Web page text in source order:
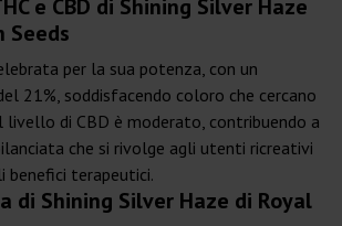
e CBD di Shining Silver Haze
Seeds
per la sua potenza, con un
21%, soddisfacendo coloro che cercano
livello di CBD è moderato, contribuendo a
che si rivolge agli utenti ricreativi
terapeutici.
di Shining Silver Haze di Royal